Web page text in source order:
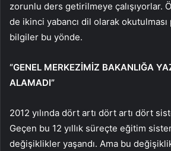
zorunlu ders getirilmeye çalışıyorlar.
de ikinci yabancı dil olarak okutulması
bilgiler bu yönde.
“GENEL MERKEZİMİZ BAKANLIĞA
ALAMADI”
2012 yılında dört artı dört artı dört
Geçen bu 12 yıllık süreçte eğitim
değişiklikler yaşandı. Ama bu